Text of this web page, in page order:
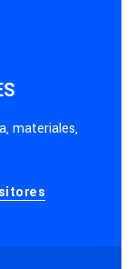
materiales,